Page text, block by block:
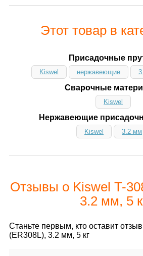
Этот товар в
Присадочные
Kiswel нержавеющие
Сварочные
Kiswel
Нержавеющие
Kiswel 3.2 мм
Отзывы о Kiswel T-
3.2 мм, 5
Станьте первым, кто оставит
(ER308L), 3.2 мм, 5 кг